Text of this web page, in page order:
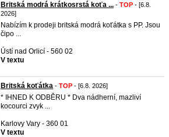
Britská modrá krátkosrstá koťa ... - TOP - [6.8.
2026]
Nabízím k prodeji britská modrá koťátka s PP. Jsou
čipo ...
Ústí nad Orlicí - 560 02
V textu
Britská koťátka - TOP - [6.8. 2026]
* IHNED K ODBĚRU * Dva nádherní, mazliví
kocourci zvyk ...
Karlovy Vary - 360 01
V textu